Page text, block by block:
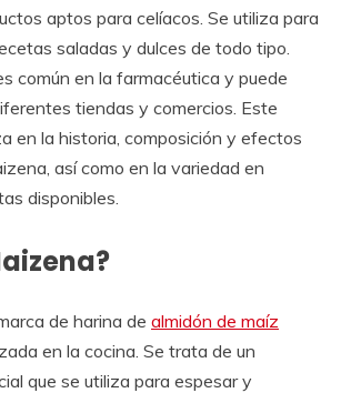
aptos para celíacos. Se utiliza para
saladas y dulces de todo tipo.
común en la farmacéutica y puede
tiendas y comercios. Este
en la historia, composición y efectos
así como en la variedad en
disponibles.
de harina de almidón de maíz
en la cocina. Se trata de un
que se utiliza para espesar y